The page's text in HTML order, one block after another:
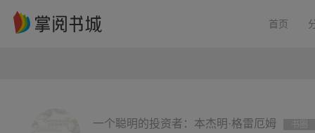
首页
一个聪明的投资者：本杰明·格雷厄姆